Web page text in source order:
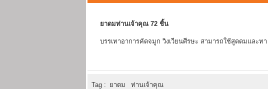
ยาดมท่านเจ้าคุณ 72 ชิ้น
บรรเทาอาการคัดจมูก วิงเวียนศีรษะ สามารถใช้สูดดมและทา
Tag : ยาดม ท่านเจ้าคุณ